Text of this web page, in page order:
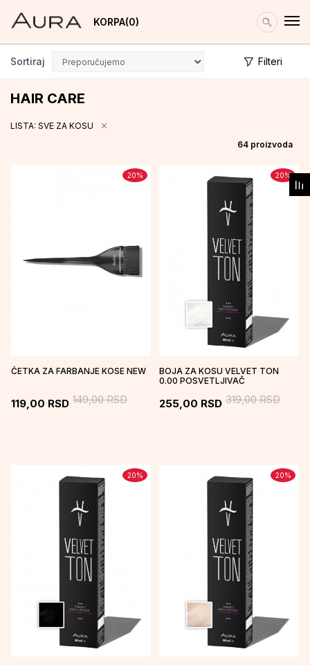
KORPA 0
HAIR CARE
Sortiraj Filteri
LISTA: SVE ZA KOSU
64 proizvoda
20%
ČETKA ZA FARBANJE KOSE NEW
119,00 RSD 149,00RSD
20%
BOJA ZA KOSU VELVET TON
0.00 POSVETLJIVAČ
255,00 RSD 319,00RSD
20% 20%